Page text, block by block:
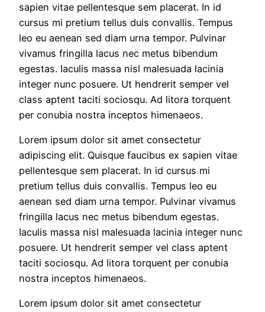
sapien vitae pellentesque sem placerat. In id
cursus mi pretium tellus duis convallis. Tempus
leo eu aenean sed diam urna tempor. Pulvinar
vivamus fringilla lacus nec metus bibendum
egestas. Iaculis massa nisl malesuada lacinia
integer nunc posuere. Ut hendrerit semper vel
class aptent taciti sociosqu. Ad litora torquent
per conubia nostra inceptos himenaeos.
Lorem ipsum dolor sit amet consectetur
adipiscing elit. Quisque faucibus ex sapien vitae
pellentesque sem placerat. In id cursus mi
pretium tellus duis convallis. Tempus leo eu
aenean sed diam urna tempor. Pulvinar vivamus
fringilla lacus nec metus bibendum egestas.
Iaculis massa nisl malesuada lacinia integer nunc
posuere. Ut hendrerit semper vel class aptent
taciti sociosqu. Ad litora torquent per conubia
nostra inceptos himenaeos.
Lorem ipsum dolor sit amet consectetur